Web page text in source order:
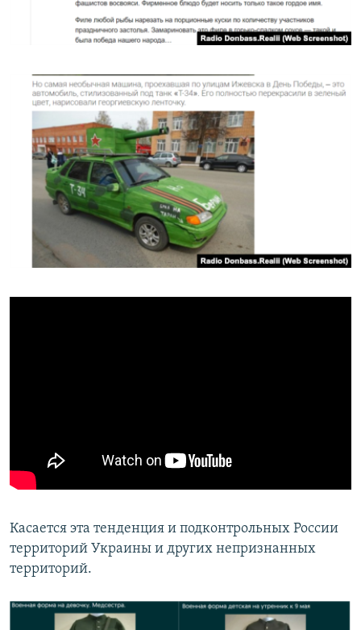
Касается эта тенденция и подконтрольных России
территорий Украины и других непризнанных
территорий.